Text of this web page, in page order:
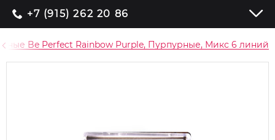
+7 (915) 262 20 86
Be Perfect Rainbow Purple, Пурпурные, Микс 6 линий